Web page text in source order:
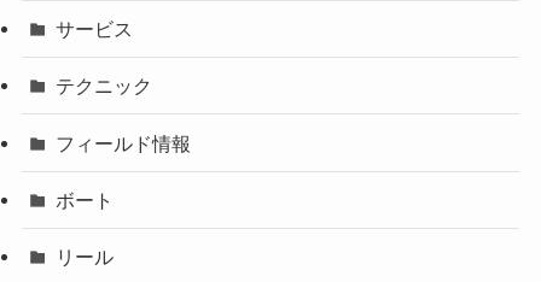
サービス
テクニック
フィールド情報
ボート
リール